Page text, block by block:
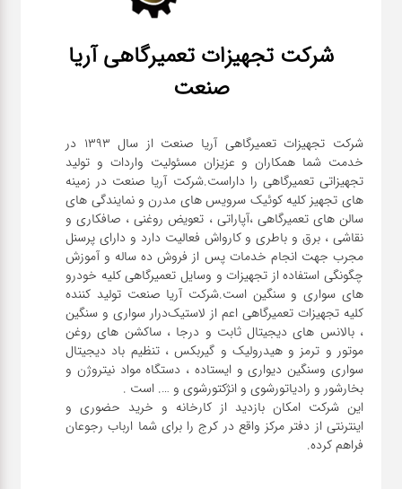
شرکت تجهیزات تعمیرگاهی آریا
صنعت
شرکت تجهیزات تعمیرگاهی آریا صنعت از سال ۱۳۹۳ در
خدمت شما همکاران و عزیزان مسئولیت واردات و تولید
تجهیزاتی تعمیرگاهی را داراست.شرکت آریا صنعت در زمینه
های تجهیز کلیه کوئیک سرویس های مدرن و نمایندگی های
سالن های تعمیرگاهی ،آپاراتی ، تعویض روغنی ، صافکاری و
نقاشی ، برق و باطری و کارواش فعالیت دارد و دارای پرسنل
مجرب جهت انجام خدمات پس از فروش ده ساله و آموزش
چگونگی استفاده از تجهیزات و وسایل تعمیرگاهی کلیه خودرو
های سواری و سنگین است.شرکت آریا صنعت تولید کننده
کلیه تجهیزات تعمیرگاهی اعم از لاستیک‌درار سواری و ‌سنگین
، بالانس های دیجیتال ثابت و درجا ، ساکشن های روغن
موتور و ترمز و هیدرولیک و گیربکس ، تنظیم باد دیجیتال
سواری و‌سنگین دیواری و ایستاده ، دستگاه مواد نیتروژن و
این شرکت امکان بازدید از کارخانه و خرید حضوری و
اینترنتی از دفتر مرکز واقع در کرج را برای شما ارباب رجوعان
فراهم کرده.